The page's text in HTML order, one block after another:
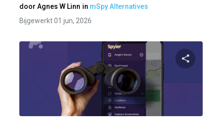
door Agnes W Linn in mSpy Alternatives
Bijgewerkt 01 jun, 2026